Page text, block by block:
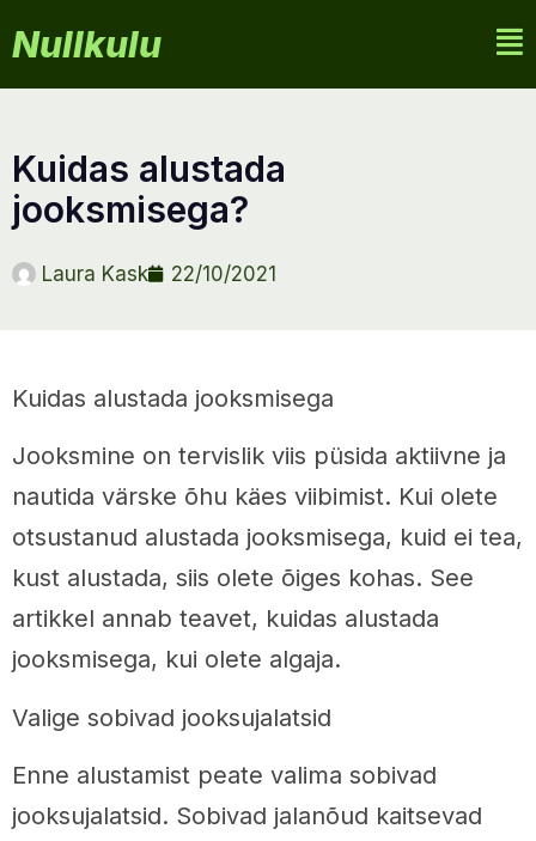
Nullkulu
kuidas alustada
jooksmisega?
Laura Kask 22/10/2021
Kuidas alustada jooksmisega
Jooksmine on tervislik viis püsida aktiivne ja
nautida värske õhu käes viibimist. Kui olete
otsustanud alustada jooksmisega, kuid ei tea,
kust alustada, siis olete õiges kohas. See
artikkel annab teavet, kuidas alustada
jooksmisega, kui olete algaja.
Valige sobivad jooksujalatsid
Enne alustamist peate valima sobivad
jooksujalatsid. Sobivad jalanõud kaitsevad